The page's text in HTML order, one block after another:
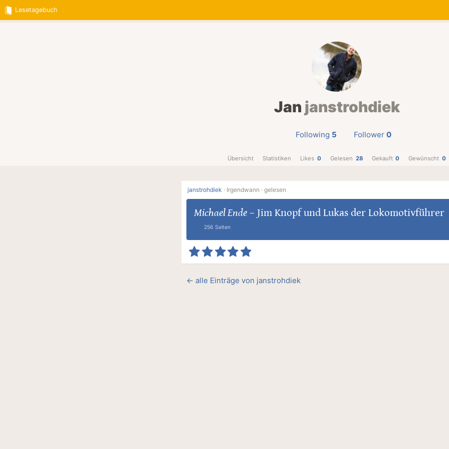
Lesetagebuch
Jan janstrohdiek
Following 5 Follower 0
Übersicht Statistiken Likes 0 Gelesen 28 Gekauft 0 Gewünscht 0
janstrohdiek · Irgendwann · gelesen
Michael Ende– Jim Knopf und Lukas der Lokomotivführer
256 Seiten
← alle Einträge von janstrohdiek